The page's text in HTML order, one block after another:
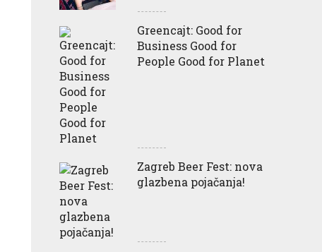
Greencajt: Good for
Business Good for
People Good for Planet
Zagreb Beer Fest: nova
glazbena pojačanja!